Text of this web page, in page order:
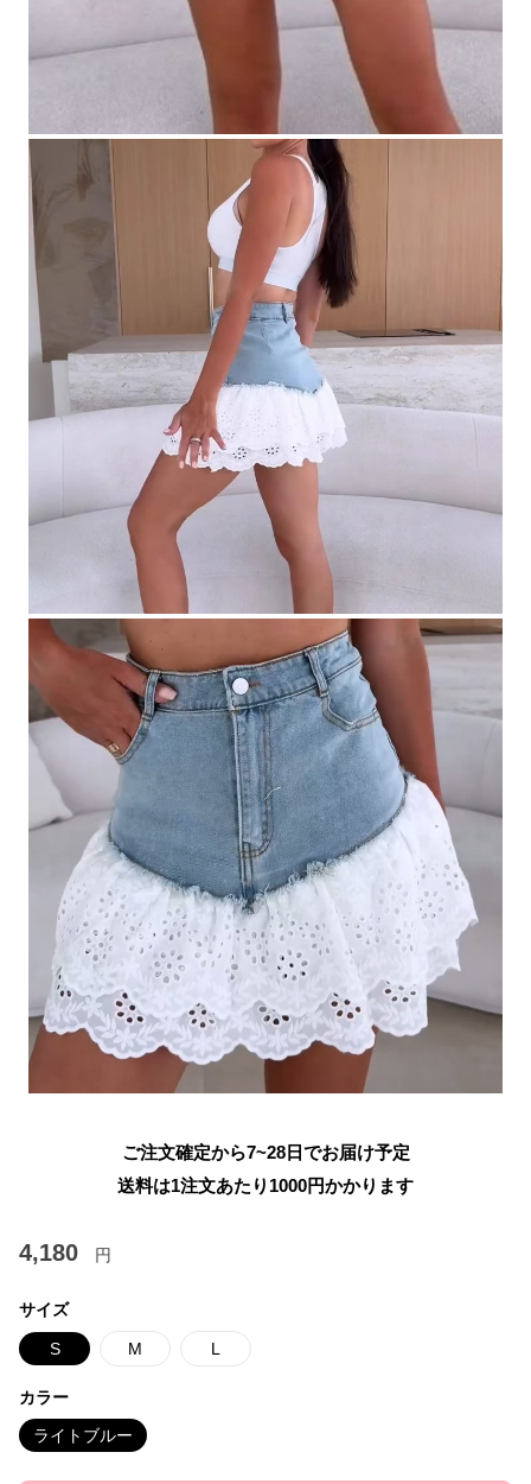
ご注文確定から7~28日でお届け予定
送料は1注文あたり 1000円かかります
4,180 円
サイズ
S M L
カラー
ライトブルー